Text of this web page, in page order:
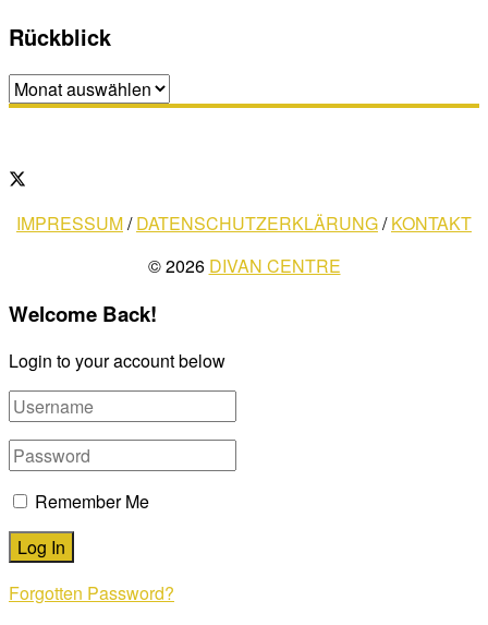
Rückblick
Rückblick
IMPRESSUM/DATENSCHUTZERKLÄRUNG/KONTAKT
© 2026 DIVAN CENTRE
Welcome Back!
Login to your account below
Remember Me
Forgotten Password?